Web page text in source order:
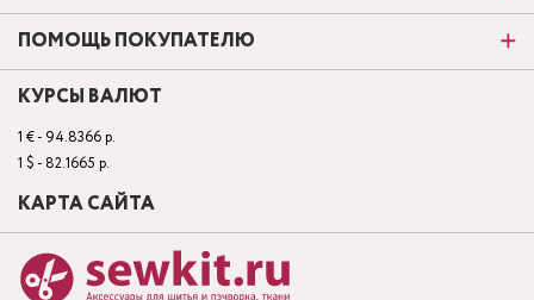
ПОМОЩЬ ПОКУПАТЕЛЮ
КУРСЫ ВАЛЮТ
1 € - 94.8366 р.
1 $ - 82.1665 р.
КАРТА САЙТА